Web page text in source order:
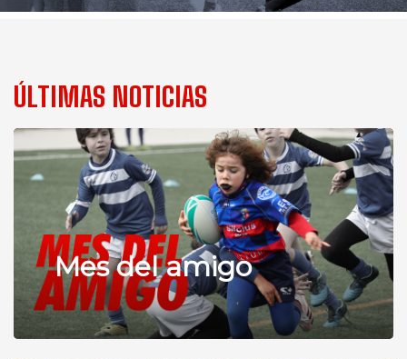
ÚLTIMAS NOTICIAS
Mes del amigo